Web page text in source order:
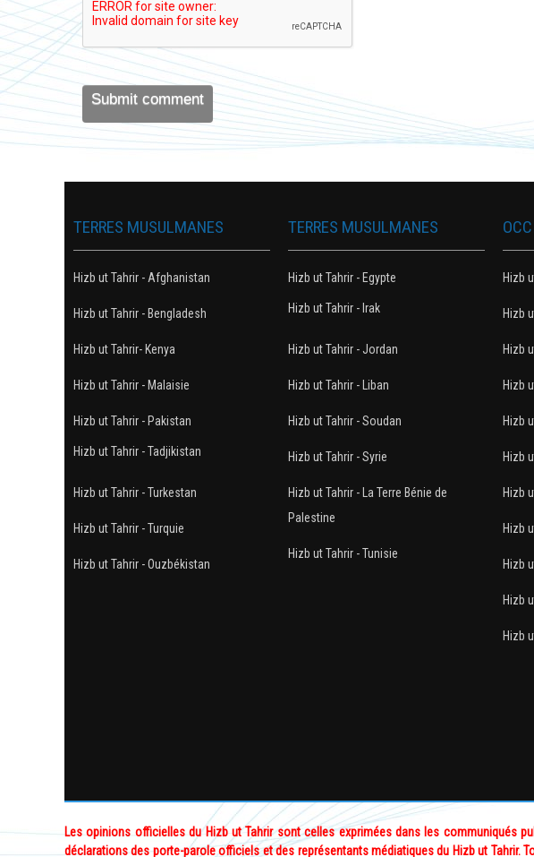
Hizb
Hizb
Hizb
Hizb
Hizb
Hizb
Hizb
Hizb
Hizb
Hizb
Hizb
TERRES MUSULMANES
Hizb ut Tahrir - Egypte
Hizb ut Tahrir - Irak
Hizb ut Tahrir - Jordan
Hizb ut Tahrir - Liban
Hizb ut Tahrir - Soudan
Hizb ut Tahrir - Syrie
Hizb ut Tahrir - La Terre Bénie de
Palestine
Hizb ut Tahrir - Tunisie
TERRES MUSULMANES
Hizb ut Tahrir - Afghanistan
Hizb ut Tahrir - Bengladesh
Hizb ut Tahrir- Kenya
Hizb ut Tahrir - Malaisie
Hizb ut Tahrir - Pakistan
Hizb ut Tahrir - Tadjikistan
Hizb ut Tahrir - Turkestan
Hizb ut Tahrir - Turquie
Hizb ut Tahrir - Ouzbékistan
Les opinions officielles du Hizb ut Tahrir sont celles exprimées dans les communiqués
déclarations des porte-parole officiels et des représentants médiatiques du Hizb ut